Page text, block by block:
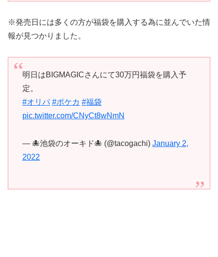
※発売日には多くの方が福袋を購入する為に並んでいた情
報が見つかりました。
明日はBIGMAGICさんにて30万円福袋を購入予
定。
#オリパ #ポケカ #福袋
pic.twitter.com/CNyCt8wNmN
— 🐙池袋のオーキド🐙 (@tacogachi) January 2,
2022